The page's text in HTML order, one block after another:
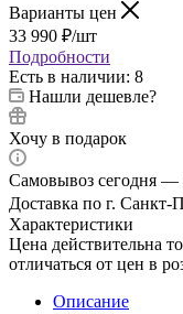
Варианты цен
33 990 ₽/шт
Подробности
Есть в наличии: 8
Нашли дешевле?
Хочу в подарок
Самовывоз сегодня —
Доставка по г. Санкт-
Характеристики
Цена действительна
отличаться от цен в
Описание